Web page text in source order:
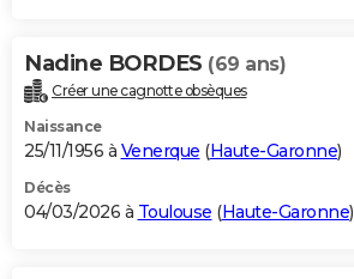
Nadine BORDES (69 ans)
Créer une cagnotte obsèques
Naissance
25/11/1956 à Venerque (Haute-Garonne)
Décès
04/03/2026 à Toulouse (Haute-Garonne)